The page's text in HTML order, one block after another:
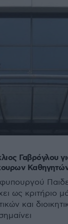
Γαβρόγλου
ως κριτήριο
και